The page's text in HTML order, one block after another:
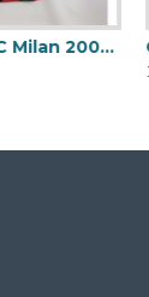
Camiseta Manchester United 1992/94 Local Retro Rojo